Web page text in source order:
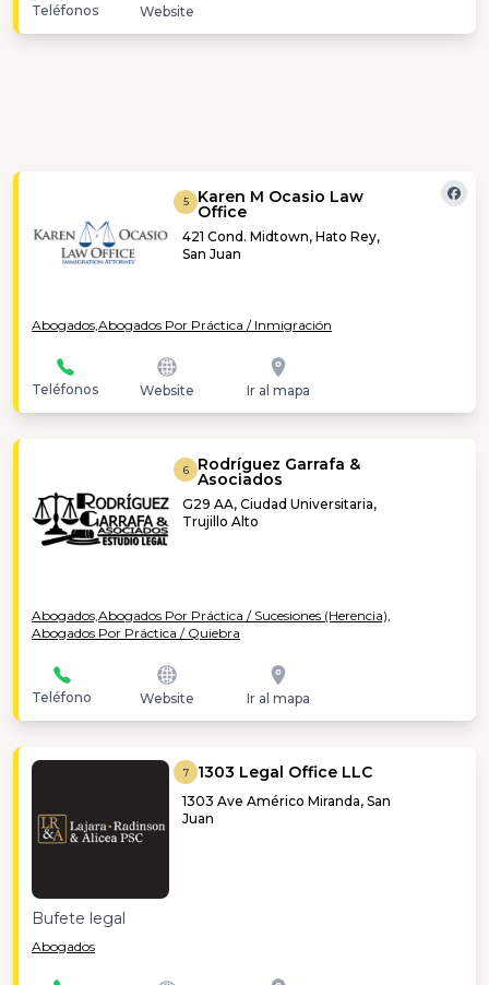
Teléfonos Website
5 Karen M Ocasio Law
Office
421 Cond. Midtown, Hato Rey,
San Juan
Abogados,Abogados Por Práctica / Inmigración
Teléfonos Website Ir al mapa
6 Rodríguez Garrafa &
Asociados
G29 AA, Ciudad Universitaria,
Trujillo Alto
Abogados,Abogados Por Práctica / Sucesiones (Herencia),
Abogados Por Práctica / Quiebra
Teléfono Website Ir al mapa
7 1303 Legal Office LLC
1303 Ave Américo Miranda, San
Juan
Bufete legal
Abogados